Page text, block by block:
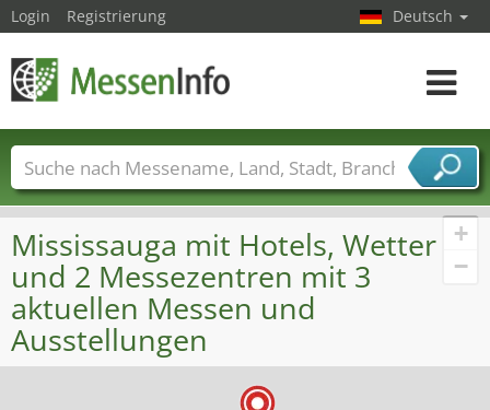
+
−
Mississauga mit Hotels, Wetter
und 2 Messezentren mit 3
aktuellen Messen und
Ausstellungen
Login Registrierung Deutsch
Toggle
Messenamen Länder Städte
Branchen
Dienstleisterbranchen